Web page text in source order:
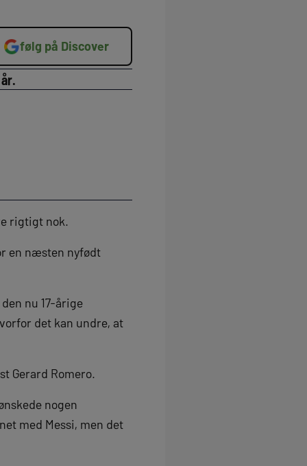
følg på Discover
rigtigt nok.
en næsten nyfødt
nu 17-årige
det kan undre, at
Gerard Romero.
nogen
med Messi, men det